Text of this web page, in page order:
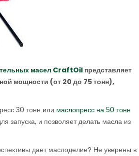
масел CraftOil представляет
мощности (от 20 до 75 тонн),
30 тонн или маслопресс на 50 тонн
запуска, и позволяет делать масла из
дает маслоделие? Не уверены в